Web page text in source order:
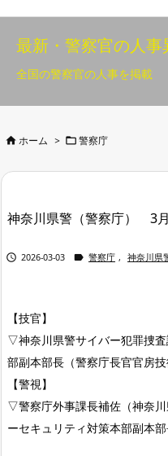
最新・警察官の人事
全国の警察官の人事を掲載
 ホーム >  警察庁
神奈川県警（警察庁） 3
 2026-03-03  警察庁 , 神奈川県
【技官】
▽神奈川県警サイバー犯罪捜
部副本部長（警察庁長官官房
【警視】
▽警察庁外事課長補佐（神奈
ーセキュリティ対策本部副本